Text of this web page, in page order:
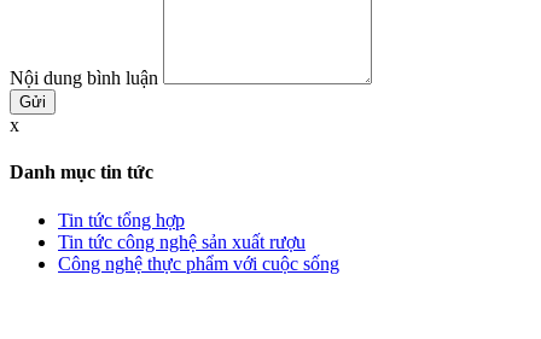
Nội dung bình luận
x
Danh mục tin tức
Tin tức tổng hợp
Tin tức công nghệ sản xuất rượu
Công nghệ thực phẩm với cuộc sống